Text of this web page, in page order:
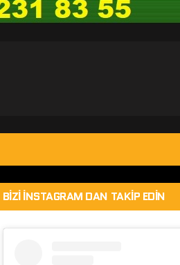
BIZI İNSTAGRAM DAN TAKIP EDIN